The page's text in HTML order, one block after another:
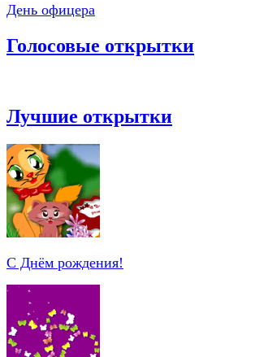
День офицера
Голосовые открытки
Лучшие открытки
С Днём рождения!